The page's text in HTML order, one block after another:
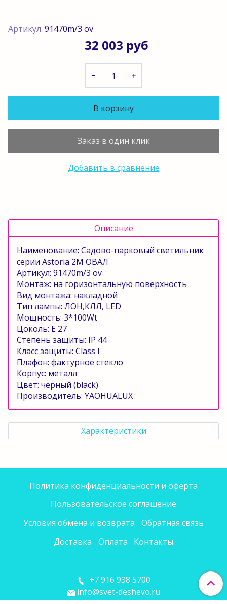
Артикул: 91470m/3 ov
32 003 руб
В корзину
Заказ в один клик
Добавить в сравнение
Описание
Наименование: Садово-парковый светильник
серии Astoria 2M ОВАЛ
Артикул: 91470m/3 ov
Монтаж: на горизонтальную поверхность
Вид монтажа: накладной
Тип лампы: ЛОН,КЛЛ, LED
Мощность: 3*100Wt
Цоколь: E 27
Степень защиты: IP 44
Класс защиты: Class I
Плафон: фактурное стекло
Корпус: металл
Цвет: черный (black)
Производитель: YAOHUALUX
Характеристики
Политика конфиденциальности и оферта
Пользовательское соглашение
Условия обмена и возврата
Обратная связь
Доставка
Оплата Контакты
+7 916 938 5700
info@svet-deshevo.ru